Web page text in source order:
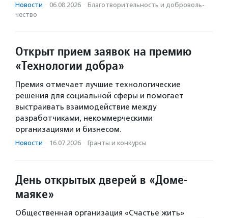
Новости · 06.08.2026 · Благотвори­тель­ность и доброволь­
чест­во
Открыт прием заявок на премию
«Технологии добра»
Премия отмечает лучшие технологические
решения для социальной сферы и помогает
выстраивать взаимодействие между
разработчиками, некоммерческими
организациями и бизнесом.
Новости · 16.07.2026 · Гранты и конкурсы
День открытых дверей в «Доме-
маяке»
Общественная организация «Счастье жить»